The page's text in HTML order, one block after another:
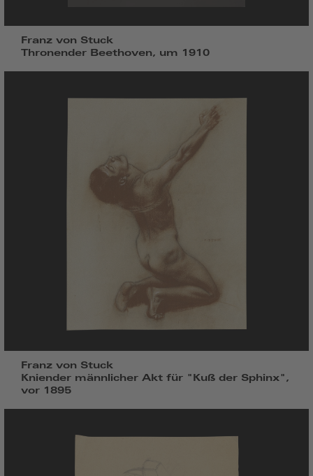
Franz von Stuck
Thronender Beethoven, um 1910
Franz von Stuck
Kniender männlicher Akt für "Kuß der Sphinx",
vor 1895